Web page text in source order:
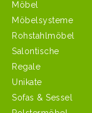
Möbel
Möbelsysteme
Rohstahlmöbel
Salontische
Regale
Unikate
Sofas & Sessel